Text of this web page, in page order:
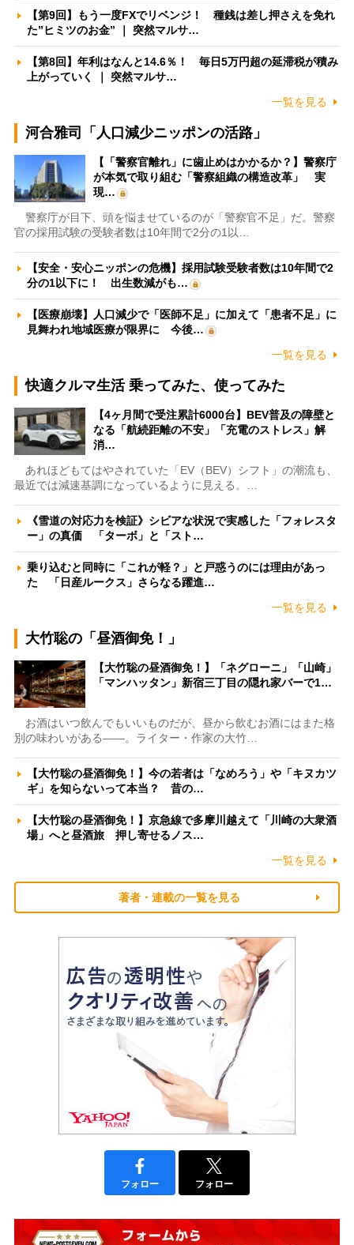
【第9回】もう一度FXでリベンジ！ 種銭は差し押さえを免れ
た”ヒミツのお金” ｜ 突然マルサ…
【第8回】年利はなんと14.6％！ 毎日5万円超の延滞税が積み
上がっていく ｜ 突然マルサ…
一覧を見る
河合雅司「人口減少ニッポンの活路」
【「警察官離れ」に歯止めはかかるか？】警察庁
が本気で取り組む「警察組織の構造改革」 実
現…
警察庁が目下、頭を悩ませているのが「警察官不足」だ。警察
官の採用試験の受験者数は10年間で2分の1以…
【安全・安心ニッポンの危機】採用試験受験者数は10年間で2
分の1以下に！ 出生数減がも…
【医療崩壊】人口減少で「医師不足」に加えて「患者不足」に
見舞われ地域医療が限界に 今後…
一覧を見る
快適クルマ生活 乗ってみた、使ってみた
【4ヶ月間で受注累計6000台】BEV普及の障壁と
なる「航続距離の不安」「充電のストレス」解
消…
あれほどもてはやされていた「EV（BEV）シフト」の潮流も、
最近では減速基調になっているように見える。…
《雪道の対応力を検証》シビアな状況で実感した「フォレスタ
ー」の真価 「ターボ」と「スト…
乗り込むと同時に「これが軽？」と戸惑うのには理由があっ
た 「日産ルークス」さらなる躍進…
一覧を見る
大竹聡の「昼酒御免！」
【大竹聡の昼酒御免！】「ネグローニ」「山崎」
「マンハッタン」新宿三丁目の隠れ家バーで1…
お酒はいつ飲んでもいいものだが、昼から飲むお酒にはまた格
別の味わいがある――。ライター・作家の大竹…
【大竹聡の昼酒御免！】今の若者は「なめろう」や「キヌカツ
ギ」を知らないって本当？ 昔の…
【大竹聡の昼酒御免！】京急線で多摩川越えて「川崎の大衆酒
場」へと昼酒旅 押し寄せるノス…
一覧を見る
著者・連載の一覧を見る
フォロー フォロー